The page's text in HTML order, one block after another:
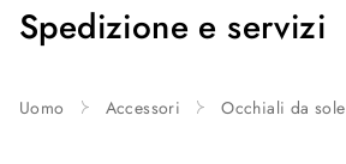
Spedizione e servizi
Uomo Accessori Occhiali da sole